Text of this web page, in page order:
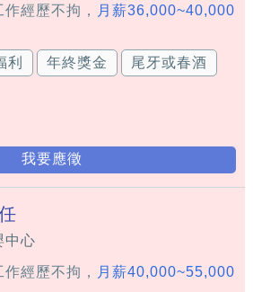
經歷不拘，
月薪36,000~40,000
利 年終獎金 尾牙或春酒
我要應徵
中心
經歷不拘，
月薪40,000~55,000